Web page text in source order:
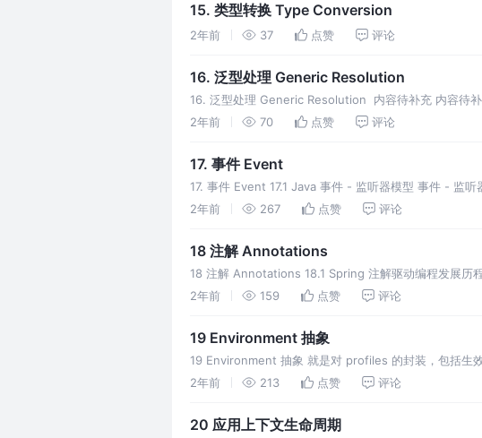
15. 类型转换 Type Conversion
2年前 37 点赞 评论
16. 泛型处理 Generic Resolution
16. 泛型处理 Generic Resolution 内容待补充 内容待
2年前
70 点赞 评论
17. 事件 Event
17. 事件 Event 17.1 Java 事件 - 监听器模型 事件 - 监
2年前
267 点赞 评论
18 注解 Annotations
18 注解 Annotations 18.1 Spring 注解驱动编程发展
2年前
159 点赞 评论
19 Environment 抽象
19 Environment 抽象 就是对 profiles 的封装，包括生
2年前
213 点赞 评论
20 应用上下文生命周期